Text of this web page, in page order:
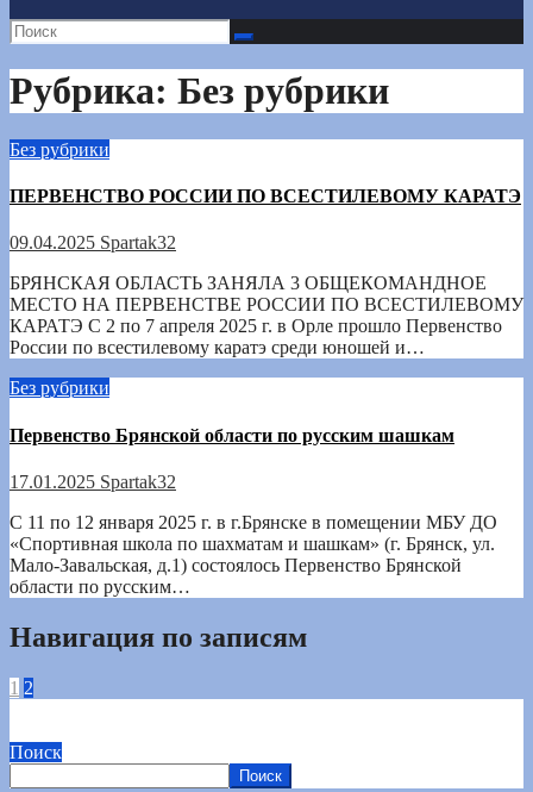
Рубрика: Без рубрики
Без рубрики
ПЕРВЕНСТВО РОССИИ ПО ВСЕСТИЛЕВОМУ КАРАТЭ
09.04.2025 Spartak32
БРЯНСКАЯ ОБЛАСТЬ ЗАНЯЛА 3 ОБЩЕКОМАНДНОЕ
МЕСТО НА ПЕРВЕНСТВЕ РОССИИ ПО ВСЕСТИЛЕВОМУ
КАРАТЭ С 2 по 7 апреля 2025 г. в Орле прошло Первенство
России по всестилевому каратэ среди юношей и…
Без рубрики
Первенство Брянской области по русским шашкам
17.01.2025 Spartak32
С 11 по 12 января 2025 г. в г.Брянске в помещении МБУ ДО
«Спортивная школа по шахматам и шашкам» (г. Брянск, ул.
Мало-Завальская, д.1) состоялось Первенство Брянской
области по русским…
Навигация по записям
1 2
Поиск
Поиск